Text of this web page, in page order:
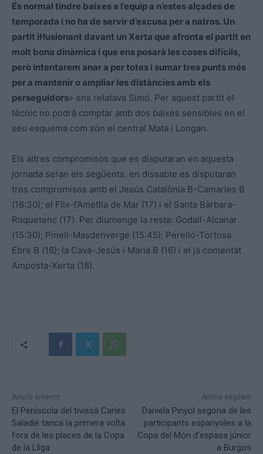
És normal tindre baixes a l’equip a n’estes alçades de
temporada i no ha de servir d’excusa per a natros. Un
partit il·lusionant davant un Xerta que afronta el partit en
molt bona dinàmica i que ens posarà les coses difícils,
però intentarem anar a per totes i sumar tres punts més
per a mantenir o ampliar les distàncies amb els
perseguidors» ens relatava Simó. Per aquest partit el
tècnic no podrà comptar amb dos baixes sensibles en el
seu esquema com són el central Mata i Longan.
Els altres compromisos que es disputaran en aquesta
jornada seran els següents: en dissabte es disputaran
tres compromisos amb el Jesús Catalònia B-Camarles B
(16:30); el Flix-l’Ametlla de Mar (17) i el Santa Bàrbara-
Roquetenc (17). Per diumenge la resta: Godall-Alcanar
(15:30); Pinell-Masdenverge (15:45); Perelló-Tortosa
Ebre B (16); la Cava-Jesús i Maria B (16) i el ja comentat
Amposta-Xerta (18).
Article anterior
El Peníscola del tivissà Carles
Saladié tanca la primera volta
fora de les places de la Copa
de la Lliga
Article següent
Daniela Pinyol segona de les
participants espanyoles a la
Copa del Món d’espasa júnior
a Burgos